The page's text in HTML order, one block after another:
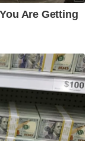
yang
2016 itu
Kebajikan
untuk
di daerah ini
terapung